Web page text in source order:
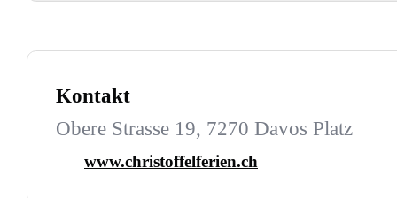
Kontakt
Obere Strasse 19, 7270 Davos Platz
www.christoffelferien.ch